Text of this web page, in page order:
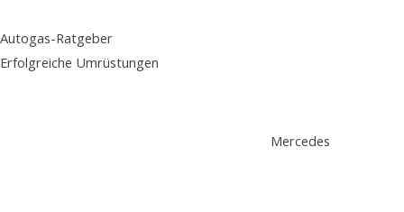
Autogas-Ratgeber
Erfolgreiche Umrüstungen
Mercedes